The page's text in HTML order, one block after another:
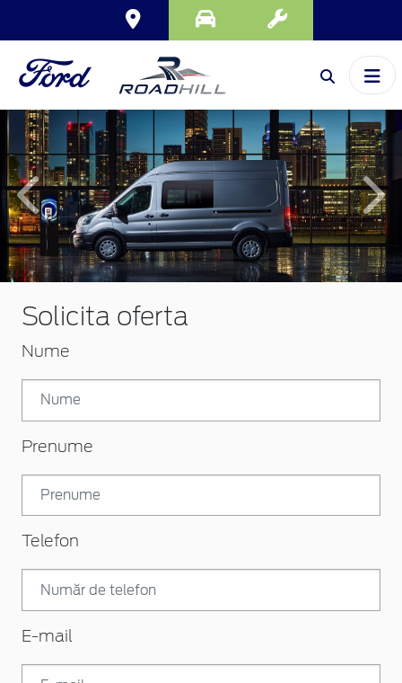
Inapoi
Solicita oferta
Nume
Prenume
Telefon
E-mail